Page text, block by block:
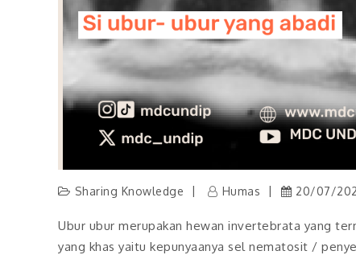
Sharing Knowledge Humas 20/07/
Ubur ubur merupakan hewan invertebrata yang
yang khas yaitu kepunyaanya sel nematosit /